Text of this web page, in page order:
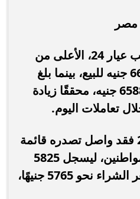
مصر
وسجل سعر جرام الذهب عيار 24، الأعلى من
حيث النقاء، نحو 6657.25 جنيه للبيع، بينما بلغ
سعر الشراء حوالي 6588.5 جنيه، محققًا زيادة
أما سعر الذهب عيار 21 فقد واصل تصدره قائمة
الأكثر بحثًا من جانب المواطنين، ليسجل 5825
جنيهًا للبيع، بينما بلغ سعر الشراء نحو 5765 جنيهًا،